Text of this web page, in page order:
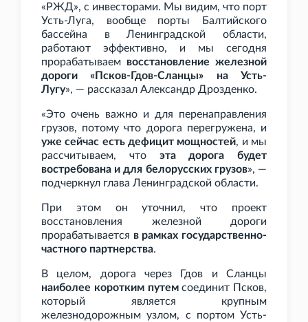
«РЖД», с инвесторами. Мы видим, что порт
Усть-Луга, вообще порты Балтийского
бассейна в Ленинградской области,
работают эффективно, и мы сегодня
прорабатываем восстановление железной
дороги «Псков-Гдов-Сланцы» на Усть-
Лугу», — рассказал Александр Дрозденко.
«Это очень важно и для перенаправления
грузов, потому что дорога перегружена, и
уже сейчас есть дефицит мощностей, и мы
рассчитываем, что эта дорога будет
востребована и для белорусских грузов», —
подчеркнул глава Ленинградской области.
При этом он уточнил, что проект
восстановления железной дороги
прорабатывается в рамках государственно-
частного партнерства.
В целом, дорога через Гдов и Сланцы
наиболее коротким путемсоединит Псков,
который является крупным
железнодорожным узлом, с портом Усть-